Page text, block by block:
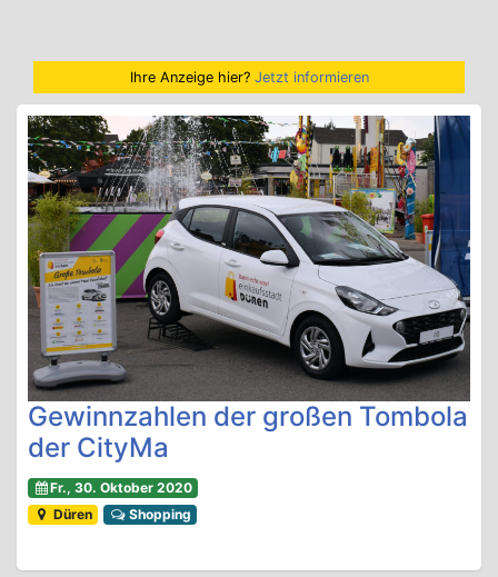
Ihre Anzeige hier? Jetzt informieren
Gewinnzahlen der großen Tombola
der CityMa
Fr., 30. Oktober 2020
Düren
Shopping